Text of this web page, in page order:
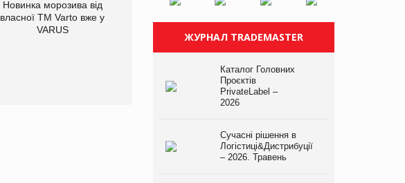
Новинка морозива від
власної ТМ Varto вже у
VARUS
кампанію «Хто б знав» про
платформі
збиток у першому півріччі
ЖУРНАЛ TRADEMASTER
Каталог Головних
Проєктів
PrivateLabel –
2026
Сучасні рішення в
Логістиці&Дистрибуції
– 2026. Травень